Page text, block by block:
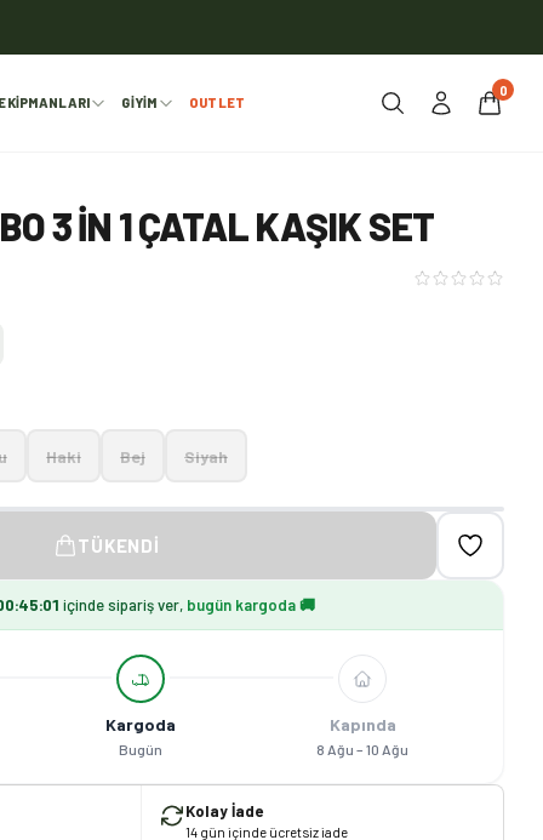
GIYIM OUTLET
0
3 IN 1 ÇATAL KAŞIK SET
Haki Bej
Siyah
TÜKENDI
:44:59 içinde sipariş ver, bugün kargoda 🚚
Kargoda
Bugün
Kapında
8 Ağu – 10 Ağu
Kolay İade
14 gün içinde ücretsiz iade